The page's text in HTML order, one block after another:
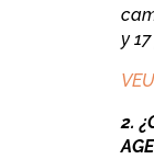
y
2.